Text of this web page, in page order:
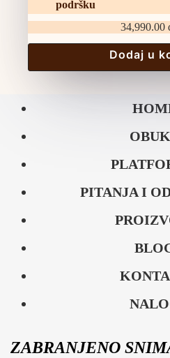
podršku
34,990.00
Dodaj u
PITANJA I
ZABRANJENO